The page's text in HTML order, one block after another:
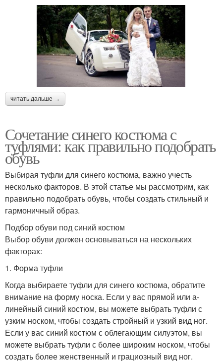
читать дальше →
Сочетание синего костюма с
туфлями: как правильно подобрать
обувь
Выбирая туфли для синего костюма, важно учесть
несколько факторов. В этой статье мы рассмотрим, как
правильно подобрать обувь, чтобы создать стильный и
гармоничный образ.
Подбор обуви под синий костюм
Выбор обуви должен основываться на нескольких
факторах:
1. Форма туфли
Когда выбираете туфли для синего костюма, обратите
внимание на форму носка. Если у вас прямой или а-
линейный синий костюм, вы можете выбрать туфли с
узким носком, чтобы создать стройный и узкий вид ног.
Если у вас синий костюм с облегающим силуэтом, вы
можете выбрать туфли с более широким носком, чтобы
создать более женственный и грациозный вид ног.